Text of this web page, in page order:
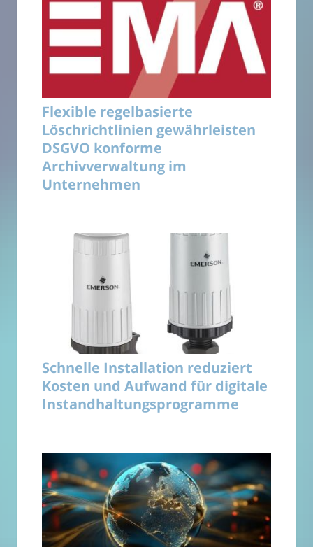
Flexible regelbasierte
Löschrichtlinien gewährleisten
DSGVO konforme
Archivverwaltung im
Unternehmen
Schnelle Installation reduziert
Kosten und Aufwand für digitale
Instandhaltungsprogramme